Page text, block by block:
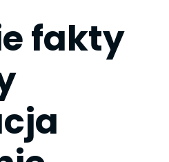
fakty